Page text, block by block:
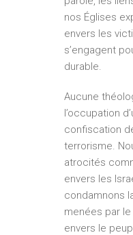
nos Églises
envers les
s’engagent
durable.
Aucune
l’occupation
confiscation
terrorisme.
atrocités
envers les
condamnons
menées par le
envers le